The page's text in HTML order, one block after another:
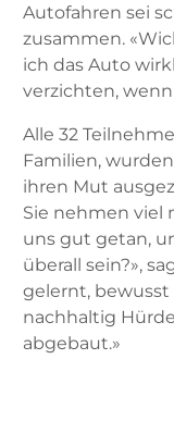
Autofahren sei
zusammen.
ich das Auto
verzichten,
Alle 32
Familien,
ihren Mut
Sie nehmen viel
uns gut getan,
überall sein?»,
gelernt,
nachhaltig
abgebaut.»